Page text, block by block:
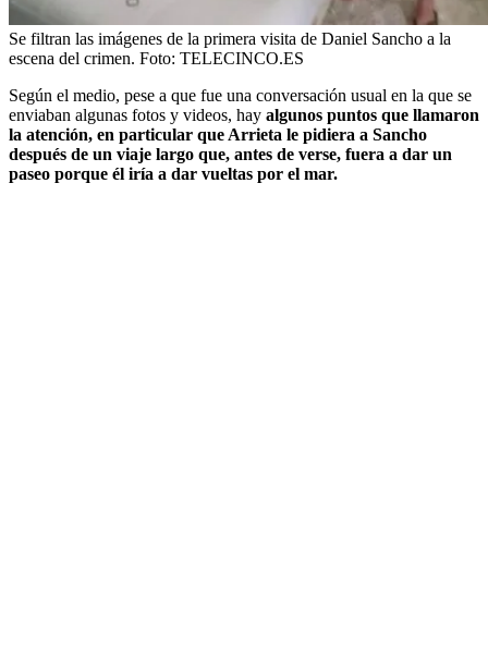
Se filtran las imágenes de la primera visita de Daniel Sancho a la
escena del crimen. Foto: TELECINCO.ES
Según el medio, pese a que fue una conversación usual en la que se
enviaban algunas fotos y videos, hay algunos puntos que llamaron
la atención, en particular que Arrieta le pidiera a Sancho
después de un viaje largo que, antes de verse, fuera a dar un
paseo porque él iría a dar vueltas por el mar.